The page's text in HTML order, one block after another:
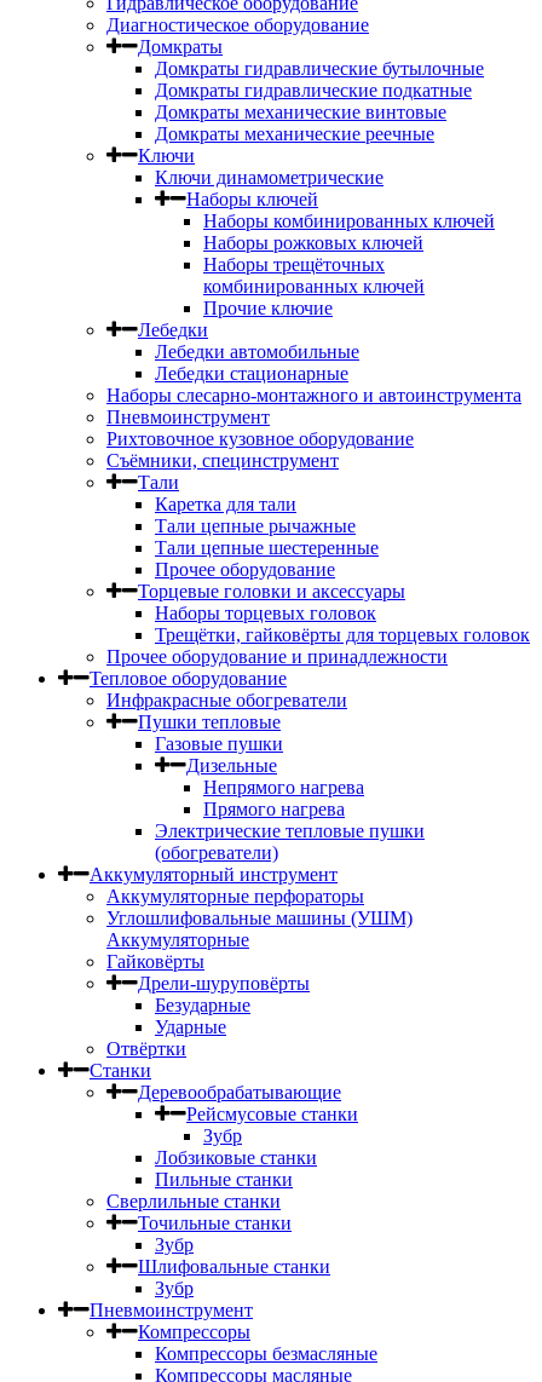
Диагностическое оборудование
Домкраты
Домкраты гидравлические бутылочные
Домкраты гидравлические подкатные
Домкраты механические винтовые
Домкраты механические реечные
Ключи
Ключи динамометрические
Наборы ключей
Наборы комбинированных ключей
Наборы рожковых ключей
Наборы трещёточных
комбинированных ключей
Прочие ключие
Лебедки
Лебедки автомобильные
Лебедки стационарные
Наборы слесарно-монтажного и автоинструмента
Пневмоинструмент
Рихтовочное кузовное оборудование
Съёмники, специнструмент
Тали
Каретка для тали
Тали цепные рычажные
Тали цепные шестеренные
Прочее оборудование
Торцевые головки и аксессуары
Наборы торцевых головок
Трещётки, гайковёрты для торцевых головок
Прочее оборудование и принадлежности
Тепловое оборудование
Инфракрасные обогреватели
Пушки тепловые
Газовые пушки
Дизельные
Непрямого нагрева
Прямого нагрева
Электрические тепловые пушки
(обогреватели)
Аккумуляторный инструмент
Аккумуляторные перфораторы
Углошлифовальные машины (УШМ)
Аккумуляторные
Гайковёрты
Дрели-шуруповёрты
Безударные
Ударные
Отвёртки
Станки
Деревообрабатывающие
Рейсмусовые станки
Зубр
Лобзиковые станки
Пильные станки
Сверлильные станки
Точильные станки
Зубр
Шлифовальные станки
Зубр
Пневмоинструмент
Компрессоры
Компрессоры безмасляные
Компрессоры масляные